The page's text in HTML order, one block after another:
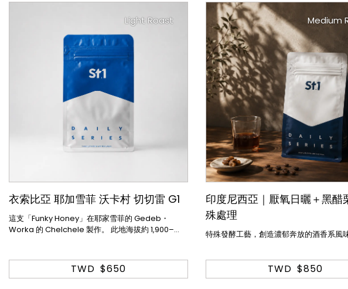
Light Roast
衣索比亞 耶加雪菲 沃卡村 切切雷 G1
這支「Funky Honey」在耶家雪菲的 Gedeb・
Worka 的 Chelchele 製作。 此地海拔約 1,900–
甜清爽的調性深受消費者喜愛，最適合小批量試做實
TWD $650
Medium
印度尼西亞｜厭氧日曬＋黑醋
殊處理
特殊發酵工藝，創造濃郁奔放的酒香系風味
TWD $850